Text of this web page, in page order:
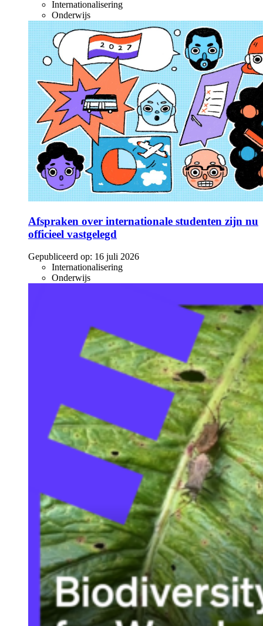
Internationalisering
Onderwijs
Afspraken over internationale studenten zijn nu
officieel vastgelegd
Gepubliceerd op: 16 juli 2026
Internationalisering
Onderwijs